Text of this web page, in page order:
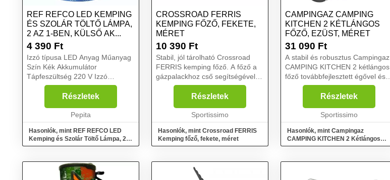
REF REFCO LED KEMPING
ÉS SZOLÁR TÖLTŐ LÁMPA,
2 AZ 1-BEN, KÜLSŐ AK...
4 390 Ft
Izzó típusa LED Anyag Műanyag
Szín Kék Akkumulátor
Tápfeszültség 220 V Izzó
teljesítmény 1 W Hatósugár 10 m
Autonomia 6 h Fénykibocsátás
250 lm...
Részletek
Pepita
Hasonlók, mint REF REFCO LED
Kemping és Szolár Töltő Lámpa, 2
az 1-ben, külső ak...
CROSSROAD FERRIS
KEMPING FŐZŐ, FEKETE,
MÉRET
10 390 Ft
Stabil, jól tárolható Crossroad
FERRIS kemping főző. A főző a
gázpalackhoz cső segítségével
kötődik össze, ezért önmagában
áll a palack mellett....
Részletek
Sportissimo
Hasonlók, mint Crossroad FERRIS
Kemping főző, fekete, méret
CAMPINGAZ CAMPING
KITCHEN 2 KÉTLÁNGOS
FŐZŐ, EZÜST, MÉRET
31 090 Ft
A stabil és robusztus Campingaz
CAMPING KITCHEN 2 kétlángos
főző továbbfejlesztett égővel és
3-oldali szél elleni védelemmel
diszponál. Elegáns dizájnú,
lakkozott acél bőröndbe zárható.
Hagyományos 10...
Részletek
Sportissimo
Hasonlók, mint Campingaz
CAMPING KITCHEN 2 Kétlángos
főző, ezüst, méret